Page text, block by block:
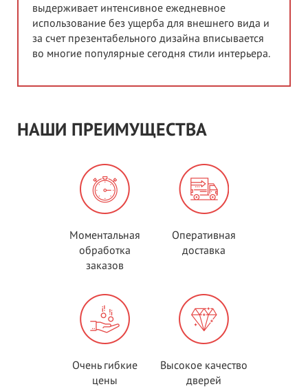
выдерживает интенсивное ежедневное
использование без ущерба для внешнего вида и
за счет презентабельного дизайна вписывается
во многие популярные сегодня стили интерьера.
НАШИ ПРЕИМУЩЕСТВА
Моментальная
обработка
заказов
Оперативная
доставка
Очень гибкие
цены
Высокое качество
дверей